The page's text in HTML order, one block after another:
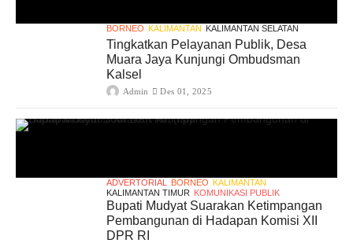
BORNEO KALIMANTAN KALIMANTAN SELATAN
Tingkatkan Pelayanan Publik, Desa
Muara Jaya Kunjungi Ombudsman
Kalsel
Admin Des 01, 2025
ADVERTORIAL BORNEO KALIMANTAN
KALIMANTAN TIMUR KOMUNIKASI PUBLIK
Bupati Mudyat Suarakan Ketimpangan
Pembangunan di Hadapan Komisi XII
DPR RI